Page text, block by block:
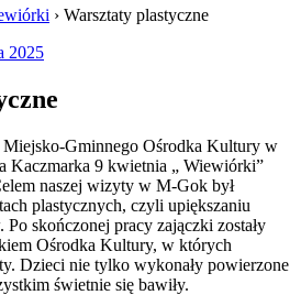
› Warsztaty plastyczne
2025
Miejsko-Gminnego Ośrodka Kultury w
Kaczmarka 9 kwietnia „ Wiewiórki”
naszej wizyty w M-Gok był
plastycznych, czyli upiększaniu
skończonej pracy zajączki zostały
Ośrodka Kultury, w których
Dzieci nie tylko wykonały powierzone
świetnie się bawiły.